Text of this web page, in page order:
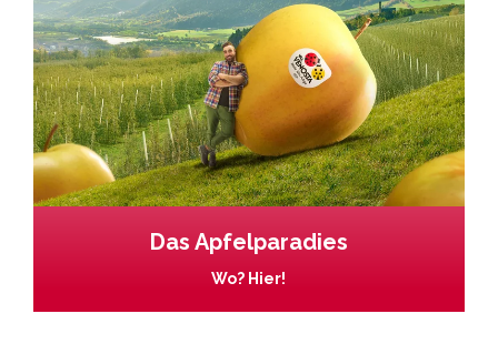
Das Apfelparadies
Wo? Hier!